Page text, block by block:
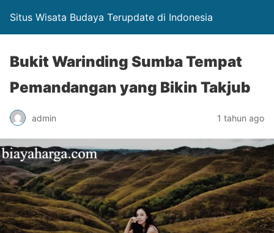
Situs Wisata Budaya Terupdate di Indonesia
Bukit Warinding Sumba Tempat
Pemandangan yang Bikin Takjub
admin 1 tahun ago